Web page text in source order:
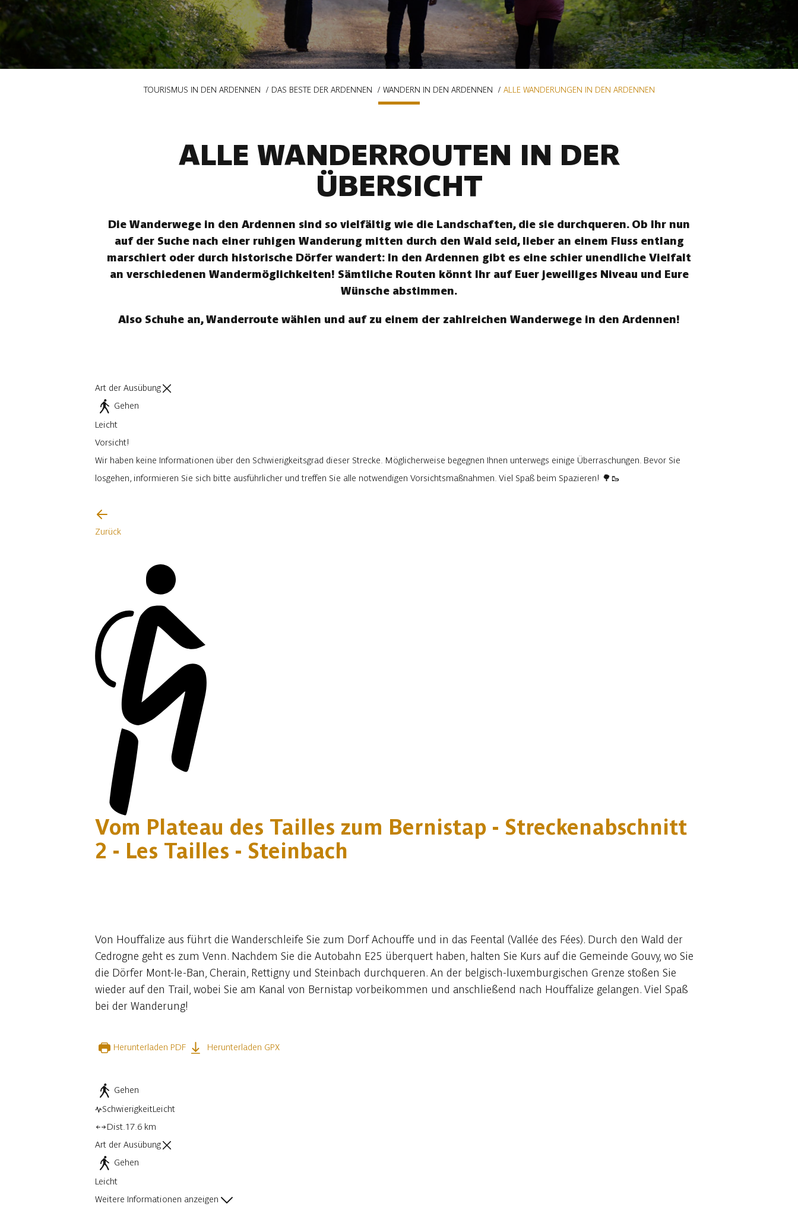
TOURISMUS IN DEN ARDENNEN DAS BESTE DER ARDENNEN WANDERN IN DEN ARDENNEN ALLE WANDERUNGEN IN DEN ARDENNEN
ALLE WANDERROUTEN IN DER
ÜBERSICHT
Die Wanderwege in den Ardennen sind so vielfältig wie die Landschaften, die sie durchqueren. Ob Ihr nun
auf der Suche nach einer ruhigen Wanderung mitten durch den Wald seid, lieber an einem Fluss entlang
marschiert oder durch historische Dörfer wandert: In den Ardennen gibt es eine schier unendliche Vielfalt
an verschiedenen Wandermöglichkeiten! Sämtliche Routen könnt Ihr auf Euer jeweiliges Niveau und Eure
Wünsche abstimmen.
Also Schuhe an, Wanderroute wählen und auf zu einem der zahlreichen Wanderwege in den Ardennen!
Art der Ausübung
Gehen
Leicht
Vorsicht!
Wir haben keine Informationen über den Schwierigkeitsgrad dieser Strecke. Möglicherweise begegnen Ihnen unterwegs einige Überraschungen. Bevor Sie
losgehen, informieren Sie sich bitte ausführlicher und treffen Sie alle notwendigen Vorsichtsmaßnahmen. Viel Spaß beim Spazieren! 🌳🥾
Zurück
Vom Plateau des Tailles zum Bernistap - Streckenabschnitt
2 - Les Tailles - Steinbach
Von Houffalize aus führt die Wanderschleife Sie zum Dorf Achouffe und in das Feental (Vallée des Fées). Durch den Wald der
Cedrogne geht es zum Venn. Nachdem Sie die Autobahn E25 überquert haben, halten Sie Kurs auf die Gemeinde Gouvy, wo Sie
die Dörfer Mont-le-Ban, Cherain, Rettigny und Steinbach durchqueren. An der belgisch-luxemburgischen Grenze stoßen Sie
wieder auf den Trail, wobei Sie am Kanal von Bernistap vorbeikommen und anschließend nach Houffalize gelangen. Viel Spaß
bei der Wanderung!
Herunterladen PDF Herunterladen GPX
Gehen
SchwierigkeitLeicht
Dist.17.6 km
Art der Ausübung
Gehen
Leicht
Weitere Informationen anzeigen